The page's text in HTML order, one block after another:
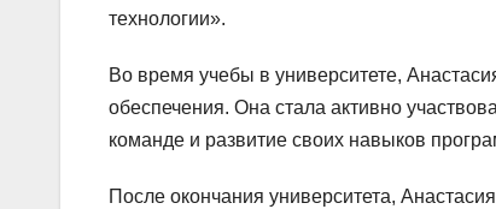
технологии».
Во время учебы в университете,
обеспечения. Она стала активно
команде и развитие своих навыков
После окончания университета,